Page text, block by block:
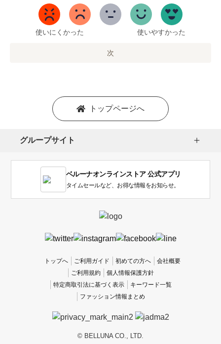
い
使いにくかった 使いやすかった
次
トップページへ
グループサイト
ベルーナオンラインストア 公式アプリ
タイムセールなど、お得な情報をお知らせ。
トップへ ご利用ガイド 初めての方へ
会社概要
ご利用規約
個人情報保護方針
特定商取引法に基づく表示
キーワード一覧
ファッション情報まとめ
© BELLUNA CO., LTD.